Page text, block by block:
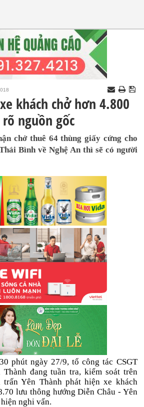
khách chở hơn 4.800
nguồn gốc
chở thuê 64 thùng giấy cứng cho
Bình về Nghệ An thì sẽ có người
phút ngày 27/9, tổ công tác CSGT
Thành đang tuần tra, kiểm soát trên
Yên Thành phát hiện xe khách
lưu thông hướng Diễn Châu - Yên
nghi vấn.